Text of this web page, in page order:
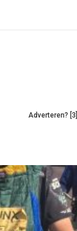
Adverteren? [3]